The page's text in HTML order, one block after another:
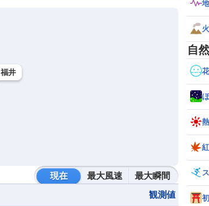
福井
現在 最大風速
最大瞬間
観測値
自